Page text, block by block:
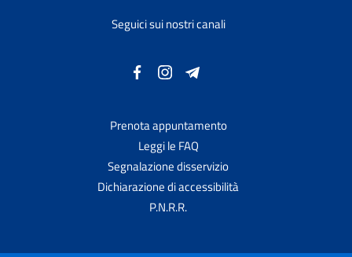
Seguici sui nostri canali
Prenota appuntamento
Leggi le FAQ
Segnalazione disservizio
Dichiarazione di accessibilità
P.N.R.R.